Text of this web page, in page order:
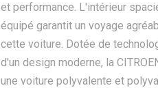
et performance. L'intérieur
équipé garantit un voyage
cette voiture. Dotée de
d'un design moderne, la
une voiture polyvalente et